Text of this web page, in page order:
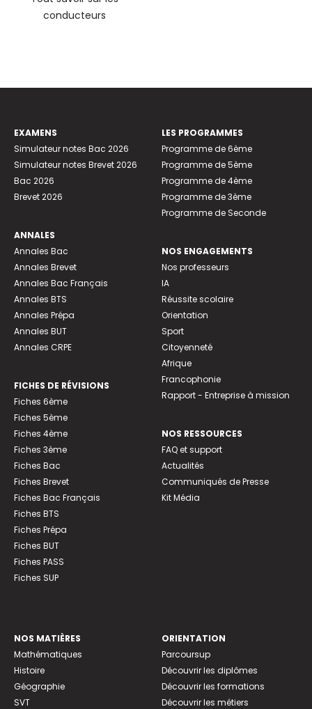
conducteurs
EXAMENS
Simulateur notes Bac 2026
Simulateur notes Brevet 2026
Bac 2026
Brevet 2026
ANNALES
Annales Bac
Annales Brevet
Annales Bac Français
Annales BTS
Annales Prépa
Annales BUT
Annales CRPE
FICHES DE RÉVISIONS
Fiches 6ème
Fiches 5ème
Fiches 4ème
Fiches 3ème
Fiches Bac
Fiches Brevet
Fiches Bac Français
Fiches BTS
Fiches Prépa
Fiches BUT
Fiches PASS
Fiches SUP
LES PROGRAMMES
Programme de 6ème
Programme de 5ème
Programme de 4ème
Programme de 3ème
Programme de Seconde
NOS ENGAGEMENTS
Nos professeurs
IA
Réussite scolaire
Orientation
Sport
Citoyenneté
Afrique
Francophonie
Rapport - Entreprise à mission
NOS RESSOURCES
FAQ et support
Actualités
Communiqués de Presse
Kit Média
NOS MATIÈRES
Mathématiques
Histoire
Géographie
SVT
ORIENTATION
Parcoursup
Découvrir les diplômes
Découvrir les formations
Découvrir les métiers